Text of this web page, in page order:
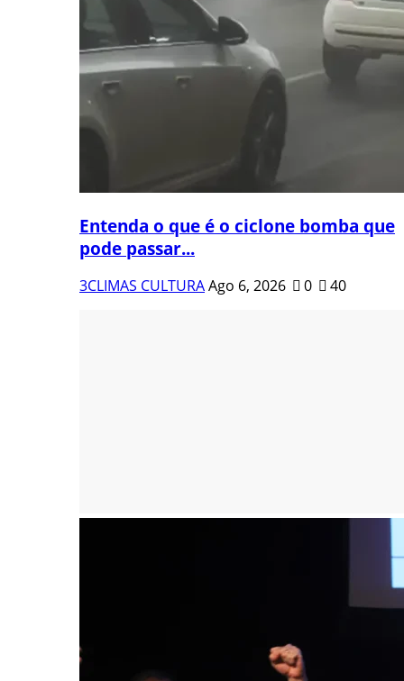
Entenda o que é o ciclone bomba que
pode passar...
3CLIMAS CULTURAAgo 6, 2026 0 40